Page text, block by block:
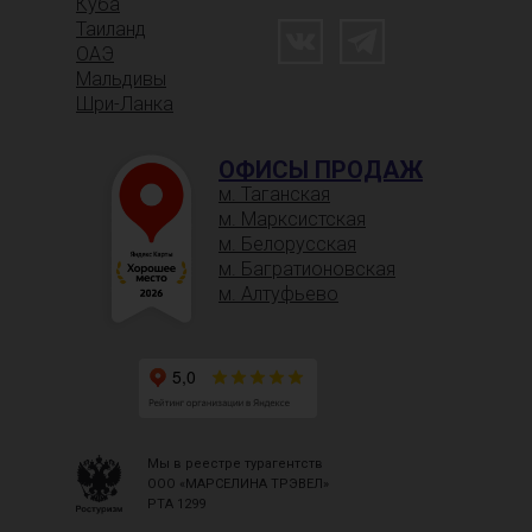
Таиланд
ОАЭ
Мальдивы
Шри-Ланка
ОФИСЫ ПРОДАЖ
м. Таганская
м. Марксистская
м. Белорусская
м. Багратионовская
м. Алтуфьево
Мы в реестре турагентств
ООО «МАРСЕЛИНА ТРЭВЕЛ»
РТА 1299